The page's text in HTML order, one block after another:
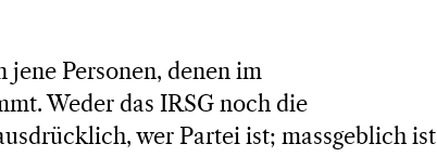
jene Personen, denen im
Weder das IRSG noch die
wer Partei ist; massgeblich ist